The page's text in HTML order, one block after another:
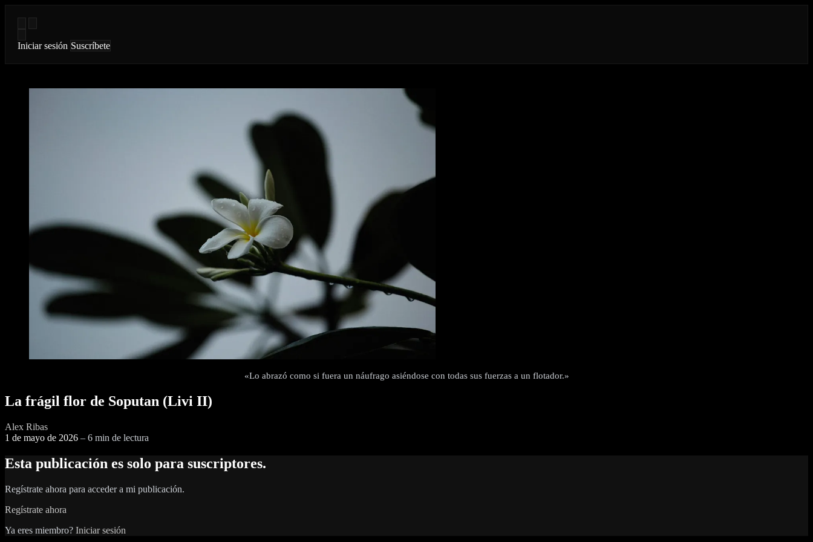
Iniciar sesión Suscríbete
«Lo abrazó como si fuera un náufrago asiéndose con todas sus fuerzas a un flotador.»
La frágil flor de Soputan (Livi II)
Alex Ribas
1 de mayo de 2026 – 6 min de lectura
Esta publicación es solo para suscriptores.
Regístrate ahora para acceder a mi publicación.
Regístrate ahora
Ya eres miembro? Iniciar sesión